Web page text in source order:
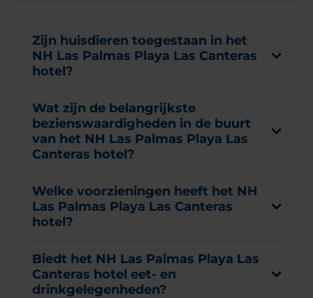
Zijn huisdieren toegestaan in het
NH Las Palmas Playa Las Canteras
hotel?
Wat zijn de belangrijkste
bezienswaardigheden in de buurt
van het NH Las Palmas Playa Las
Canteras hotel?
Welke voorzieningen heeft het NH
Las Palmas Playa Las Canteras
hotel?
Biedt het NH Las Palmas Playa Las
Canteras hotel eet- en
drinkgelegenheden?